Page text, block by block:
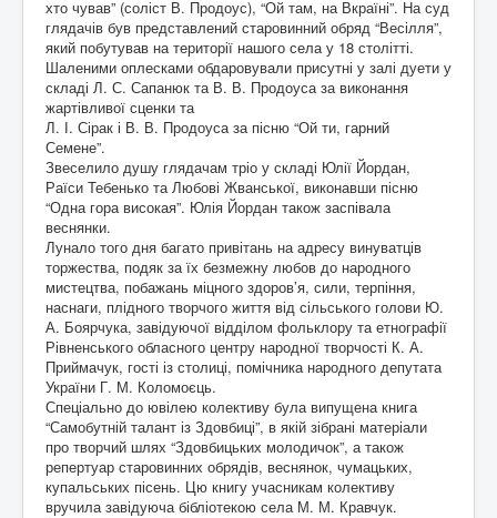
хто чував” (соліст В. Продоус), “Ой там, на Вкраїні”. На суд
глядачів був представлений старовинний обряд “Весілля”,
який побутував на території нашого села у 18 столітті.
Шаленими оплесками обдаровували присутні у залі дуети у
складі Л. С. Сапанюк та В. В. Продоуса за виконання
жартівливої сценки та
Л. І. Сірак і В. В. Продоуса за пісню “Ой ти, гарний
Семене”.
Звеселило душу глядачам тріо у складі Юлії Йордан,
Раїси Тебенько та Любові Жванської, виконавши пісню
“Одна гора високая”. Юлія Йордан також заспівала
веснянки.
Лунало того дня багато привітань на адресу винуватців
торжества, подяк за їх безмежну любов до народного
мистецтва, побажань міцного здоров’я, сили, терпіння,
наснаги, плідного творчого життя від сільського голови Ю.
А. Боярчука, завідуючої відділом фольклору та етнографії
Рівненського обласного центру народної творчості К. А.
Приймачук, гості із столиці, помічника народного депутата
України Г. М. Коломоєць.
Спеціально до ювілею колективу була випущена книга
“Самобутній талант із Здовбиці”, в якій зібрані матеріали
про творчий шлях “Здовбицьких молодичок”, а також
репертуар старовинних обрядів, веснянок, чумацьких,
купальських пісень. Цю книгу учасникам колективу
вручила завідуюча бібліотекою села М. М. Кравчук.